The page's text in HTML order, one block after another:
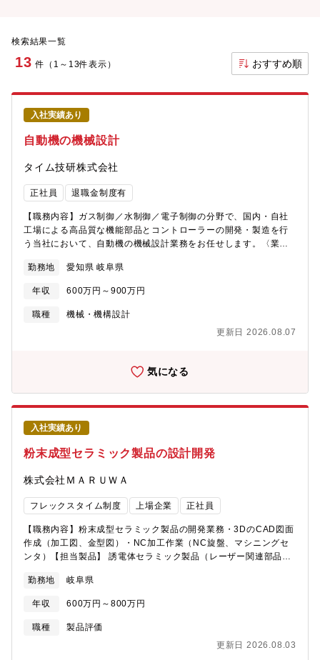
検索結果一覧
13 件（1～13件表示） おすすめ順
入社実績あり
自動機の機械設計
タイム技研株式会社
正社員 退職金制度有
【職務内容】ガス制御／水制御／電子制御の分野で、国内・自社
工場による高品質な機能部品とコントローラーの開発・製造を行
う当社において、自動機の機械設計業務をお任せします。〈業務
す。ご経験に応じてお任せする業務は、調整いたしますのでご安
心ください。・担当顧客との仕様打合せ・必要性能、機能を踏ま
えた構想設計・電気担当、工場、協力会社との連携、調整業務・
詳細図面作成・必要に応じて、組立・試運転フォロー【募集背
本格的に外販を開始。柱となる事業へ成長していくためにスペシ
をいただいておりますため、対応力強化のための増員採用です。
【組織構成】自動機部門技術部部長：50代前半機械設計担当者：
３名電子設計担当者：２名【当社の魅力・特徴】・当社は、ガス
バルブや省エネ機器であるエコキュートの水制御バルブ、住宅用
燃料電池や水素を制御するバルブを開発･販売をしています。世界
で3社しか量産できないガスバルブの製造技術をもつなど、卓越し
た技術を保有し、日本だけでなく世界中に当社の製品を届けてい
ます。・取引先はコロナ・ノーリツ・TOTO・LIXIL・パナソニッ
ク・東芝・アイシンなど、日本を代表する大手企業です。お風呂
のお湯沸かし器などではほぼすべて製品に当社の部品が使用され
ています。【ポジションの魅力】・クライアントからの引き合い
も非常に増えており、事業成長の初期フェイズに携わることがで
きます。・業界問わず対応しているため、パッケージではなく、
カスタマイズして作っていくことに楽しさを感じることができる
方にはとても魅力的な求人だと思います。・お客様の困りごとを0
ります。
勤務地 愛知県 岐阜県
年収 600万円～900万円
職種
機械・機構設計
更新日 2026.08.07
気になる
入社実績あり
粉末成型セラミック製品の設計開発
株式会社ＭＡＲＵＷＡ
フレックスタイム制度 上場企業 正社員
【職務内容】粉末成型セラミック製品の開発業務・3DのCAD図面
作成（加工図、金型図）・NC加工作業（NC旋盤、マシニングセ
ンタ）【担当製品】 誘電体セラミック製品（レーザー関連部品、
社の誘電体セラミック製品は携帯電話等の移動体通信の基地局や
マイクロ波用フィルタ、回路基板として幅広く使用されていま
す。材料特性を最大限に生かした製品を開発、製品化に携わるこ
とが可能です。
勤務地 岐阜県
年収 600万円～800万円
職種
製品評価
更新日 2026.08.03